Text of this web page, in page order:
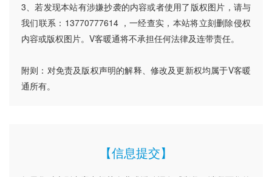
3、若发现本站有涉嫌抄袭的内容或者使用了版权图片，请与
我们联系：13770777614 ，一经查实，本站将立刻删除侵权
内容或版权图片。V客暖通将不承担任何法律及连带责任。
附则：对免责及版权声明的解释、修改及更新权均属于V客暖
通所有。